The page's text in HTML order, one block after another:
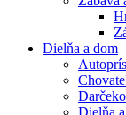
Dielňa a dom
Dielňa